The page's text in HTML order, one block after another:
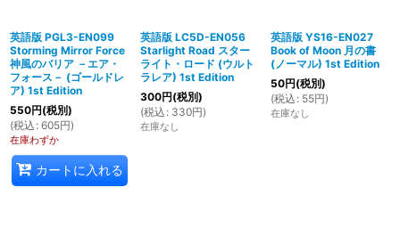
英語版 PGL3-EN099
Storming Mirror Force
神風のバリア －エア・
フォース－ (ゴールドレ
ア) 1st Edition
550円(税別)
(税込 : 605円)
在庫わずか
カートに入れる
英語版 LC5D-EN056
Starlight Road スター
ライト・ロード (ウルト
ラレア) 1st Edition
300円(税別)
(税込 : 330円)
在庫なし
英語版 YS16-EN027
Book of Moon 月の書
(ノーマル) 1st Edition
50円(税別)
(税込 : 55円)
在庫なし